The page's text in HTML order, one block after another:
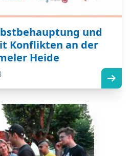
und
Konflikten an der
Heide